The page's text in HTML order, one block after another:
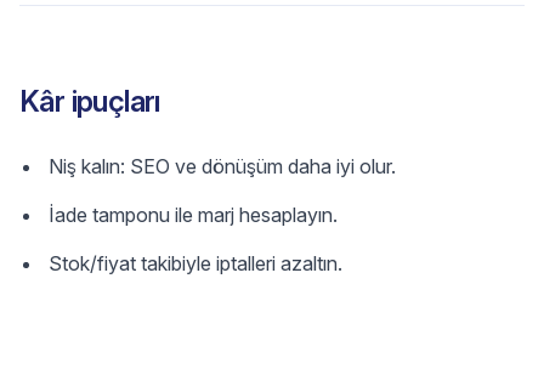
Kâr ipuçları
Niş kalın: SEO ve dönüşüm daha iyi olur.
İade tamponu ile marj hesaplayın.
Stok/fiyat takibiyle iptalleri azaltın.